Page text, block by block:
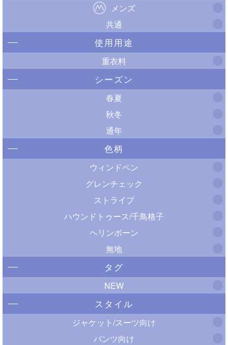
メンズ
共通
使用用途
重衣料
シーズン
春夏
秋冬
通年
色柄
ウィンドペン
グレンチェック
ストライプ
ハウンドトゥース/千鳥格子
ヘリンボーン
無地
タグ
NEW
スタイル
ジャケット/スーツ向け
パンツ向け